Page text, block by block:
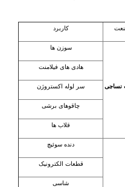
کاربرد
نساجی
سوزن ها
هادی های فیلامنت
سر لوله اکستروژن
چاقوهای برشی
قلاب ها
دنده سوئیچ
قطعات الکترونیک
شاسی